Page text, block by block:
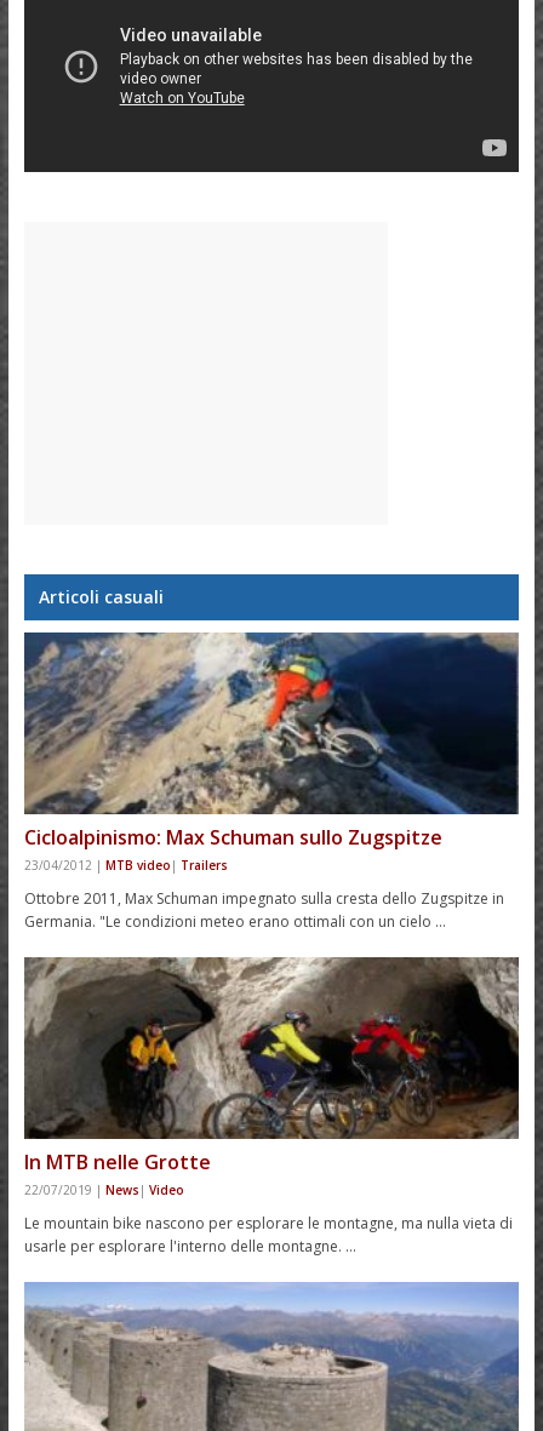
Articoli casuali
Cicloalpinismo: Max Schuman sullo Zugspitze
23/04/2012 | MTB video | Trailers
Ottobre 2011, Max Schuman impegnato sulla cresta dello Zugspitze in
Germania. "Le condizioni meteo erano ottimali con un cielo …
In MTB nelle Grotte
22/07/2019 | News | Video
Le mountain bike nascono per esplorare le montagne, ma nulla vieta di
usarle per esplorare l'interno delle montagne. …